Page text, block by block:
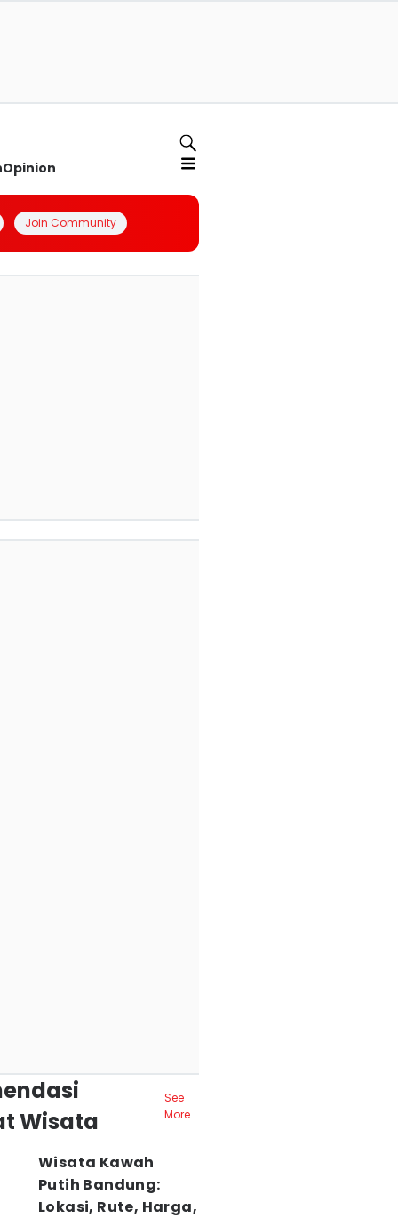
Opinion
Join Community
Wisata
See
More
Wisata Kawah
Putih Bandung:
Lokasi, Rute, Harga,